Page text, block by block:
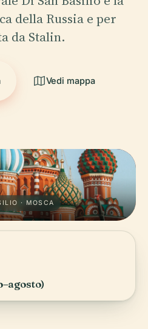
della Russia e per
da Stalin.
Vedi mappa
· MOSCA